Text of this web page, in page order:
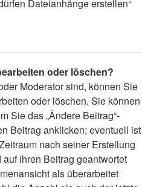
Dateianhänge erstellen“
oder löschen?
Moderator sind, können Sie
oder löschen. Sie können
Sie das „Ändere Beitrag“-
Beitrag anklicken; eventuell ist
nach seiner Erstellung
Ihren Beitrag geantwortet
als überarbeitet